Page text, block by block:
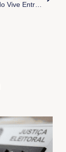
O Ressuscitado Vive Entre Nós